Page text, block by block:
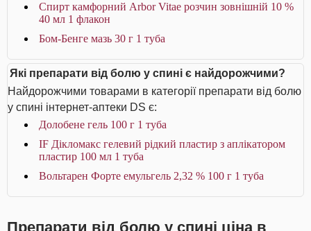
Спирт камфорний Arbor Vitae розчин зовнішній 10 %
40 мл 1 флакон
Бом-Бенге мазь 30 г 1 туба
Які препарати від болю у спині є найдорожчими?
Найдорожчими товарами в категорії препарати від болю
у спині інтернет-аптеки DS є:
Долобене гель 100 г 1 туба
IF Дікломакс гелевий рідкий пластир з аплікатором
пластир 100 мл 1 туба
Вольтарен Форте емульгель 2,32 % 100 г 1 туба
Препарати від болю у спині ціна в